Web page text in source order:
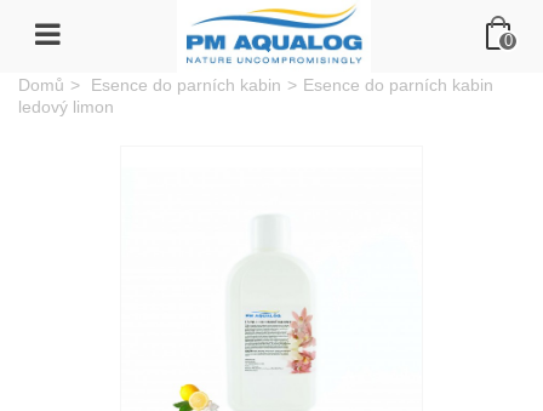
0
Domů > Esence do parních kabin > Esence do parních kabin
ledový limon